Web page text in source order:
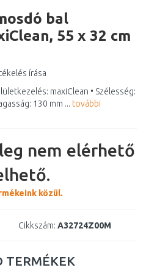
bal
55 x 32 cm
írása
maxiClean • Szélesség:
130 mm ... további
nem elérhető
közül.
Cikkszám: A32724Z00M
TERMÉKEK